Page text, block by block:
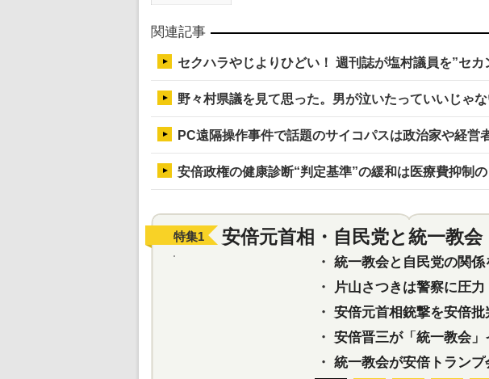
関連記事
セクハラやじよりひどい！ 週刊誌が塩村議員を”セカ
野々村県議を見て思った。男が泣いたっていいじゃな
PC遠隔操作事件で話題のサイコパスは政治家や経営
安倍政権の健康診断“判定基準”の緩和は医療費抑制の
特集1 安倍元首相・自民党と統一教会
・ 統一教会と自民党の関係をごまかすメデ
・
片山さつきは警察に圧力！自民党が隠
・ 安倍元首相銃撃を安倍批判のせいにして
・ 安倍晋三が「統一教会」イベントでトラ
・ 統一教会が安倍トラン